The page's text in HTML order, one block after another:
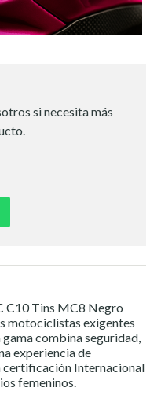
si necesita más
C10 Tins MC8 Negro
motociclistas exigentes
combina seguridad,
experiencia de
certificación Internacional
femeninos.